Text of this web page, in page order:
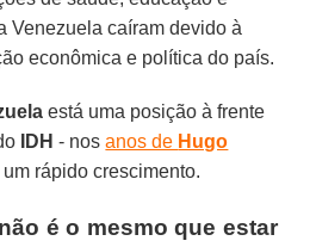
Venezuela caíram devido à
econômica e política do país.
está uma posição à frente
IDH - nosanos de Hugo
rápido crescimento.
é o mesmo que estar